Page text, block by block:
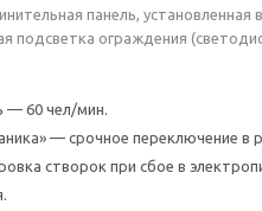
панель,
ограждения
— 60 чел/мин.
— срочное переключение
створок при сбое в